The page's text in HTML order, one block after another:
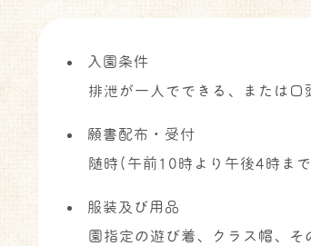
入園条件
排泄が一人でできる、または
願書配布・受付
随時(午前10時より午後4時ま
服装及び用品
園指定の遊び着、クラス帽、